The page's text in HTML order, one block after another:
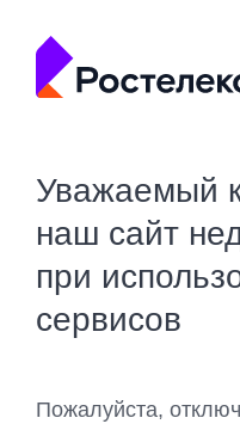
Уважаемый
наш сайт
при
сервисов
Пожалуйста,